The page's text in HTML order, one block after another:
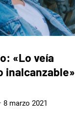
«Lo veía
inalcanzable»
8 marzo 2021